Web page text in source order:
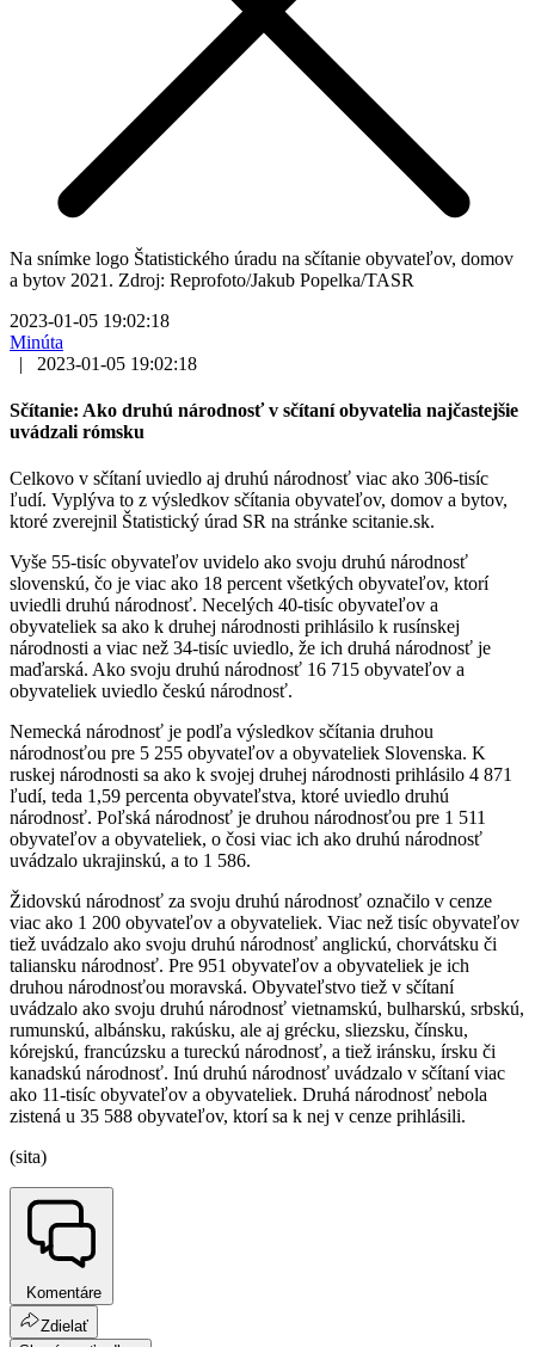
Na snímke logo Štatistického úradu na sčítanie obyvateľov, domov
a bytov 2021. Zdroj: Reprofoto/Jakub Popelka/TASR
2023-01-05 19:02:18
Minúta
|
2023-01-05 19:02:18
Sčítanie: Ako druhú národnosť v sčítaní obyvatelia najčastejšie
uvádzali rómsku
Celkovo v sčítaní uviedlo aj druhú národnosť viac ako 306-tisíc
ľudí. Vyplýva to z výsledkov sčítania obyvateľov, domov a bytov,
ktoré zverejnil Štatistický úrad SR na stránke scitanie.sk.
Vyše 55-tisíc obyvateľov uvidelo ako svoju druhú národnosť
slovenskú, čo je viac ako 18 percent všetkých obyvateľov, ktorí
uviedli druhú národnosť. Necelých 40-tisíc obyvateľov a
obyvateliek sa ako k druhej národnosti prihlásilo k rusínskej
národnosti a viac než 34-tisíc uviedlo, že ich druhá národnosť je
maďarská. Ako svoju druhú národnosť 16 715 obyvateľov a
obyvateliek uviedlo českú národnosť.
Nemecká národnosť je podľa výsledkov sčítania druhou
národnosťou pre 5 255 obyvateľov a obyvateliek Slovenska. K
ruskej národnosti sa ako k svojej druhej národnosti prihlásilo 4 871
ľudí, teda 1,59 percenta obyvateľstva, ktoré uviedlo druhú
národnosť. Poľská národnosť je druhou národnosťou pre 1 511
obyvateľov a obyvateliek, o čosi viac ich ako druhú národnosť
uvádzalo ukrajinskú, a to 1 586.
Židovskú národnosť za svoju druhú národnosť označilo v cenze
viac ako 1 200 obyvateľov a obyvateliek. Viac než tisíc obyvateľov
tiež uvádzalo ako svoju druhú národnosť anglickú, chorvátsku či
taliansku národnosť. Pre 951 obyvateľov a obyvateliek je ich
druhou národnosťou moravská. Obyvateľstvo tiež v sčítaní
uvádzalo ako svoju druhú národnosť vietnamskú, bulharskú, srbskú,
rumunskú, albánsku, rakúsku, ale aj grécku, sliezsku, čínsku,
kórejskú, francúzsku a tureckú národnosť, a tiež iránsku, írsku či
kanadskú národnosť. Inú druhú národnosť uvádzalo v sčítaní viac
ako 11-tisíc obyvateľov a obyvateliek. Druhá národnosť nebola
zistená u 35 588 obyvateľov, ktorí sa k nej v cenze prihlásili.
(sita)
Komentáre
Zdielať